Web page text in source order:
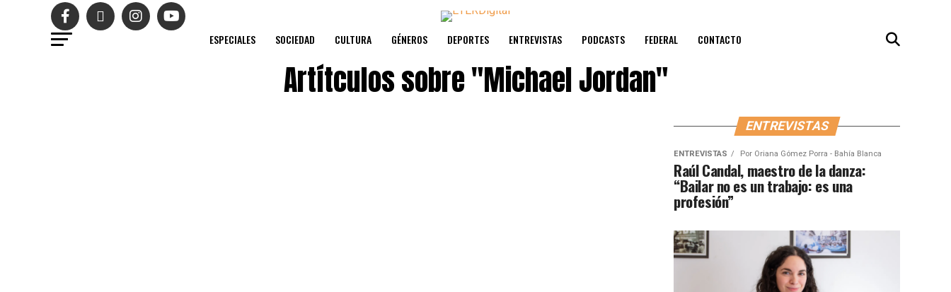
ESPECIALES SOCIEDAD CULTURA GÉNEROS DEPORTES ENTREVISTAS PODCASTS FEDERAL CONTACTO
Artítculos sobre"Michael Jordan"
ENTREVISTAS
ENTREVISTAS Por Oriana Gómez Porra - Bahía Blanca
Raúl Candal, maestro de la danza:
“Bailar no es un trabajo: es una
profesión”